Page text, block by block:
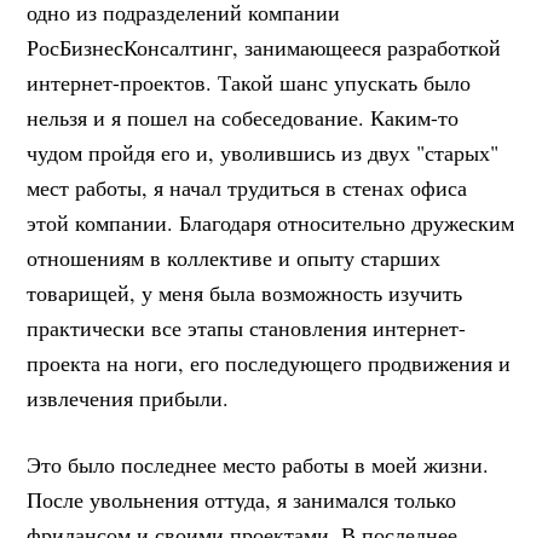
одно из подразделений компании
РосБизнесКонсалтинг, занимающееся разработкой
интернет-проектов. Такой шанс упускать было
нельзя и я пошел на собеседование. Каким-то
чудом пройдя его и, уволившись из двух "старых"
мест работы, я начал трудиться в стенах офиса
этой компании. Благодаря относительно дружеским
отношениям в коллективе и опыту старших
товарищей, у меня была возможность изучить
практически все этапы становления интернет-
проекта на ноги, его последующего продвижения и
извлечения прибыли.
Это было последнее место работы в моей жизни.
После увольнения оттуда, я занимался только